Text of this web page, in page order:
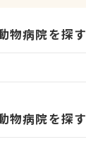
物病院を探す
物病院を探す